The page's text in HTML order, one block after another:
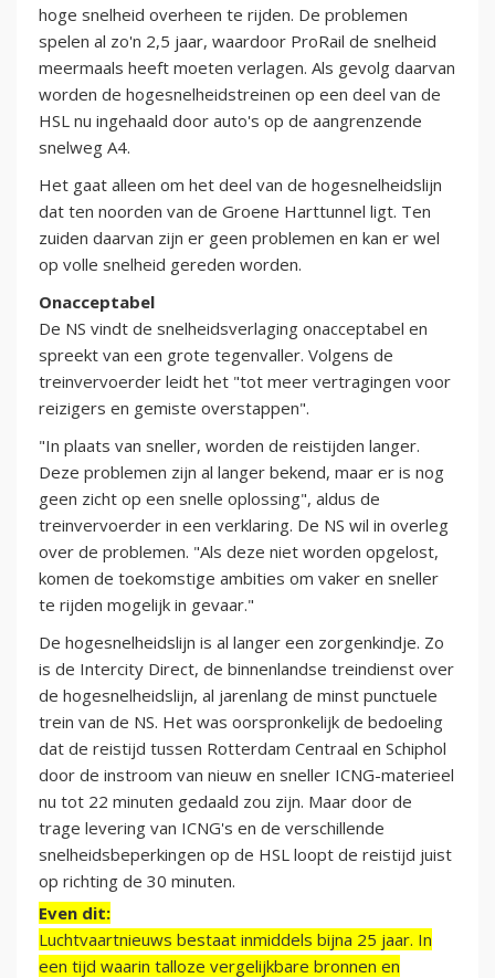
hoge snelheid overheen te rijden. De problemen
spelen al zo'n 2,5 jaar, waardoor ProRail de snelheid
meermaals heeft moeten verlagen. Als gevolg daarvan
worden de hogesnelheidstreinen op een deel van de
HSL nu ingehaald door auto's op de aangrenzende
snelweg A4.
Het gaat alleen om het deel van de hogesnelheidslijn
dat ten noorden van de Groene Harttunnel ligt. Ten
zuiden daarvan zijn er geen problemen en kan er wel
op volle snelheid gereden worden.
Onacceptabel
De NS vindt de snelheidsverlaging onacceptabel en
spreekt van een grote tegenvaller. Volgens de
treinvervoerder leidt het "tot meer vertragingen voor
reizigers en gemiste overstappen".
"In plaats van sneller, worden de reistijden langer.
Deze problemen zijn al langer bekend, maar er is nog
geen zicht op een snelle oplossing", aldus de
treinvervoerder in een verklaring. De NS wil in overleg
over de problemen. "Als deze niet worden opgelost,
komen de toekomstige ambities om vaker en sneller
te rijden mogelijk in gevaar."
De hogesnelheidslijn is al langer een zorgenkindje. Zo
is de Intercity Direct, de binnenlandse treindienst over
de hogesnelheidslijn, al jarenlang de minst punctuele
trein van de NS. Het was oorspronkelijk de bedoeling
dat de reistijd tussen Rotterdam Centraal en Schiphol
door de instroom van nieuw en sneller ICNG-materieel
nu tot 22 minuten gedaald zou zijn. Maar door de
trage levering van ICNG's en de verschillende
snelheidsbeperkingen op de HSL loopt de reistijd juist
op richting de 30 minuten.
Even dit:
Luchtvaartnieuws bestaat inmiddels bijna 25 jaar. In
een tijd waarin talloze vergelijkbare bronnen en